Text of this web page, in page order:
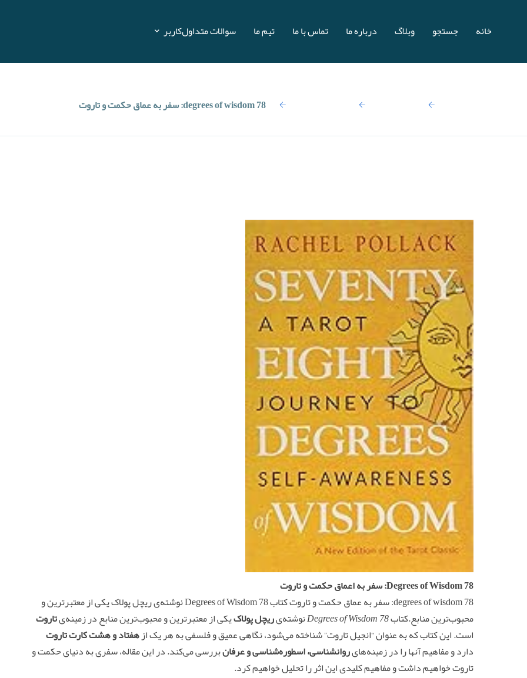
خانه جستجو وبلاگ درباره ما تماس با ما تیم ما سوالات متداولکاربر
78 degrees of wisdom: سفر به عماق حکمت و تاروت
78 Degrees of Wisdom: سفر به اعماق حکمت و تاروت
78 degrees of wisdom: سفر به عماق حکمت و تاروت کتاب 78 Degrees of Wisdom نوشته‌ی ریچل پولاک یکی از معتبرترین و
محبوب‌ترین منابع.کتاب78 Degrees of Wisdom نوشته‌یریچل پولاکیکی از معتبرترین و محبوب‌ترین منابع در زمینه‌یتاروت
است. این کتاب که به عنوان “انجیل تاروت” شناخته می‌شود، نگاهی عمیق و فلسفی به هر یک ازهفتاد و هشت کارت تاروت
دارد و مفاهیم آنها را در زمینه‌هایروانشناسی، اسطوره‌شناسی و عرفانبررسی می‌کند. در این مقاله، سفری به دنیای حکمت و
تاروت خواهیم داشت و مفاهیم کلیدی این اثر را تحلیل خواهیم کرد.